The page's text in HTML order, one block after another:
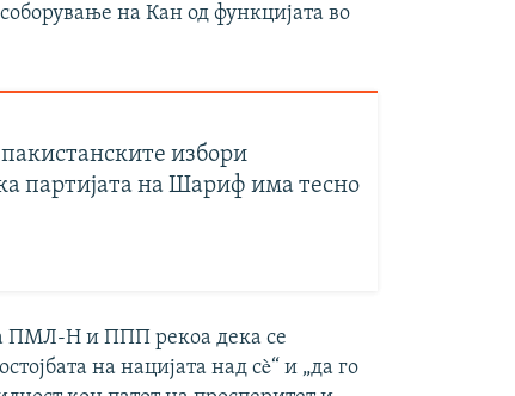
на Кан од функцијата во
избори
партијата на Шариф има тесно
ПМЛ-Н и ППП рекоа дека се
на нацијата над сè“ и „да го